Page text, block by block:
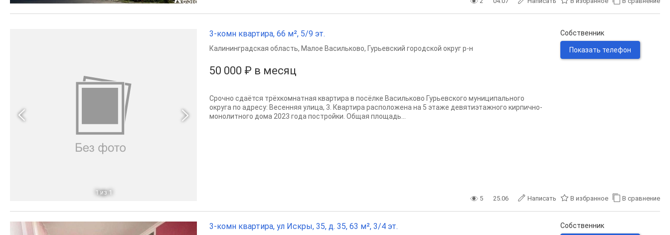
1 из 1
3-комн квартира, 66 м², 5/9 эт.
50 000 ₽ в месяц
Калининградская область, Малое Васильково, Гурьевский городской округ р-н
Срочно сдаётся трёхкомнатная квартира в посёлке Васильково Гурьевского муниципального
округа по адресу: Весенняя улица, 3. Квартира расположена на 5 этаже девятиэтажного кирпично-
монолитного дома 2023 года постройки. Общая площадь...
Собственник
Показать телефон
5 25.06 Написать В избранное В сравнение
3-комн квартира, ул Искры, 35, д. 35, 63 м², 3/4 эт. Собственник